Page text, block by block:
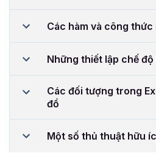
Các hàm và công thức
Những thiết lập chế
Các đối tượng trong
đồ
Một số thủ thuật hữu